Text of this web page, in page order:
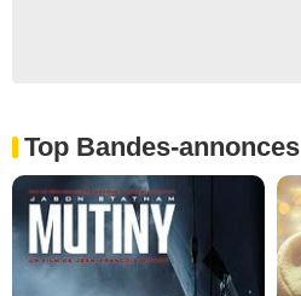
Top Bandes-annonces